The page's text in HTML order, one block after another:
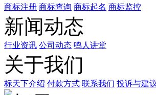
商标注册 商标查询 商标起名 商标监控
新闻动态
行业资讯 公司动态 鸣人讲堂
关于我们
标天下介绍 付款方式 联系我们 投诉与建